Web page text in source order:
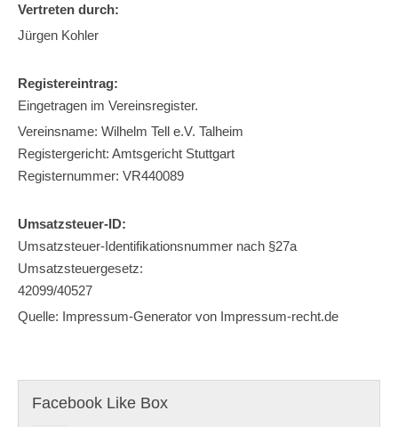
Vertreten durch:
Jürgen Kohler
Registereintrag:
Eingetragen im Vereinsregister.
Vereinsname: Wilhelm Tell e.V. Talheim
Registergericht: Amtsgericht Stuttgart
Registernummer: VR440089
Umsatzsteuer-ID:
Umsatzsteuer-Identifikationsnummer nach §27a
Umsatzsteuergesetz:
42099/40527
Quelle: Impressum-Generator von Impressum-recht.de
Facebook Like Box